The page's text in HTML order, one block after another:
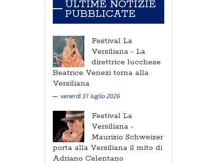
ULTIME NOTIZIE
PUBBLICATE
Festival La
Versiliana - La
direttrice lucchese
Beatrice Venezi torna alla
Versiliana
venerdì 31 luglio 2026
Festival La
Versiliana -
Maurizio Schweizer
porta alla Versiliana il mito di
Adriano Celentano